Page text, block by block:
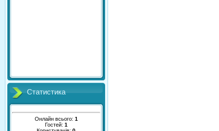
Статистика
Онлайн всього: 1
Гостей: 1